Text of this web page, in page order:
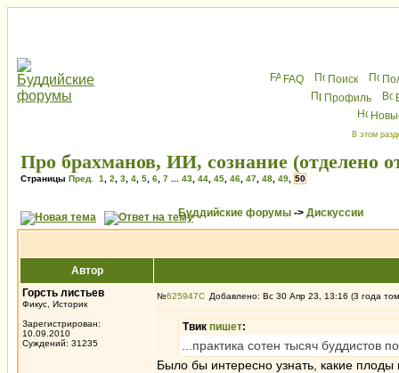
FAQ Поиск
Профиль
В этом
Про брахманов, ИИ, сознание (отделено
Страницы Пред. 1 2 3 4 5 6 7 43 44 45 46 47 48 49 50
Буддийские форумы -> Дискуссии
Автор
Горсть листьев
Фикус, Историк
Зарегистрирован:
10.09.2010
Суждений: 31235
№625947 Добавлено: Вс 30 Апр 23, 13:16 (3 года
Твик пишет:
...практика сотен тысяч буддистов
Было бы интересно узнать, какие